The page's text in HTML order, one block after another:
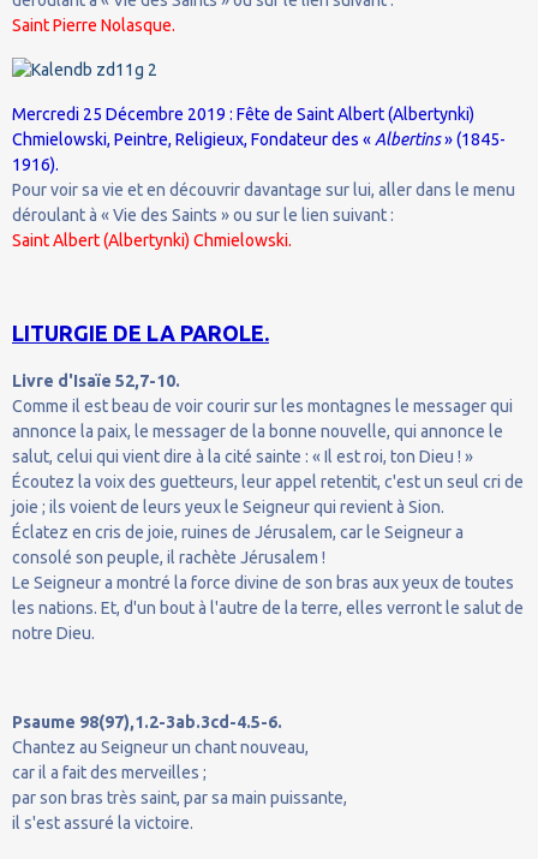
Saint Pierre Nolasque.
Mercredi 25 Décembre 2019 : Fête de Saint Albert (Albertynki)
Chmielowski, Peintre, Religieux, Fondateur des « Albertins» (1845-
1916).
Pour voir sa vie et en découvrir davantage sur lui, aller dans le menu
déroulant à « Vie des Saints » ou sur le lien suivant :
Saint Albert (Albertynki) Chmielowski.
LITURGIE DE LA PAROLE.
Livre d'Isaïe 52,7-10.
Comme il est beau de voir courir sur les montagnes le messager qui
annonce la paix, le messager de la bonne nouvelle, qui annonce le
salut, celui qui vient dire à la cité sainte : « Il est roi, ton Dieu ! »
Écoutez la voix des guetteurs, leur appel retentit, c'est un seul cri de
joie ; ils voient de leurs yeux le Seigneur qui revient à Sion.
Éclatez en cris de joie, ruines de Jérusalem, car le Seigneur a
consolé son peuple, il rachète Jérusalem !
Le Seigneur a montré la force divine de son bras aux yeux de toutes
les nations. Et, d'un bout à l'autre de la terre, elles verront le salut de
notre Dieu.
Psaume 98(97),1.2-3ab.3cd-4.5-6.
Chantez au Seigneur un chant nouveau,
car il a fait des merveilles ;
par son bras très saint, par sa main puissante,
il s'est assuré la victoire.